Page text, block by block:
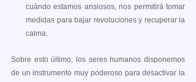
cuándo estamos ansiosos, nos permitirá tomar
medidas para bajar revoluciones y recuperar la
calma.
Sobre esto último, los seres humanos disponemos
de un instrumento muy poderoso para desactivar la